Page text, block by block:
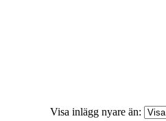
Visa inlägg nyare än: